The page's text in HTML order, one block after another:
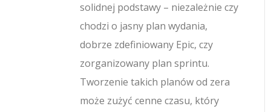
solidnej podstawy – niezależnie czy
chodzi o jasny plan wydania,
dobrze zdefiniowany Epic, czy
zorganizowany plan sprintu.
Tworzenie takich planów od zera
może zużyć cenne czasu, który